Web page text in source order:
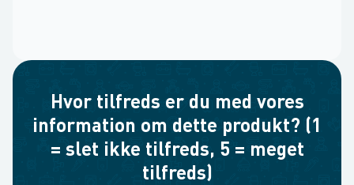
Hvor tilfreds er du med vores
information om dette produkt? (1
= slet ikke tilfreds, 5 = meget
tilfreds)